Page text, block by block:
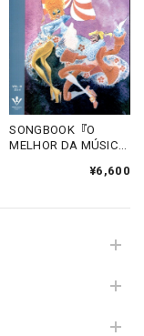
SONGBOOK『O
MELHOR DA MÚSICA
Mascarenhas
¥6,600